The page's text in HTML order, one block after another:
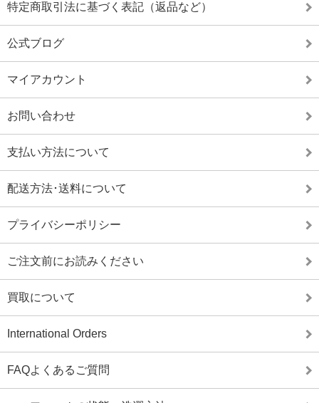
特定商取引法に基づく表記（返品など）
公式ブログ
マイアカウント
お問い合わせ
支払い方法について
配送方法･送料について
プライバシーポリシー
ご注文前にお読みください
買取について
International Orders
FAQよくあるご質問